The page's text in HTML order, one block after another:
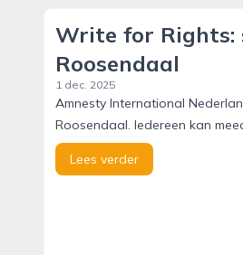
Write for Rights:
Roosendaal
1 dec. 2025
Amnesty International
Roosendaal. Iedereen kan
Lees verder